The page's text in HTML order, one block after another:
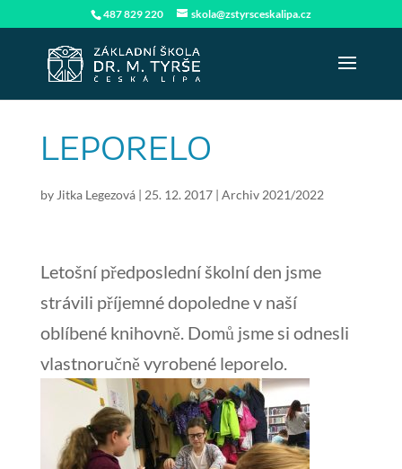
487 829 220 skola@zstyrsceskalipa.cz
LEPORELO
by Jitka Legezová| 25. 12. 2017| Archiv 2021/2022
Letošní předposlední školní den jsme
strávili příjemné dopoledne v naší
oblíbené knihovně. Domů jsme si odnesli
vlastnoručně vyrobené leporelo.